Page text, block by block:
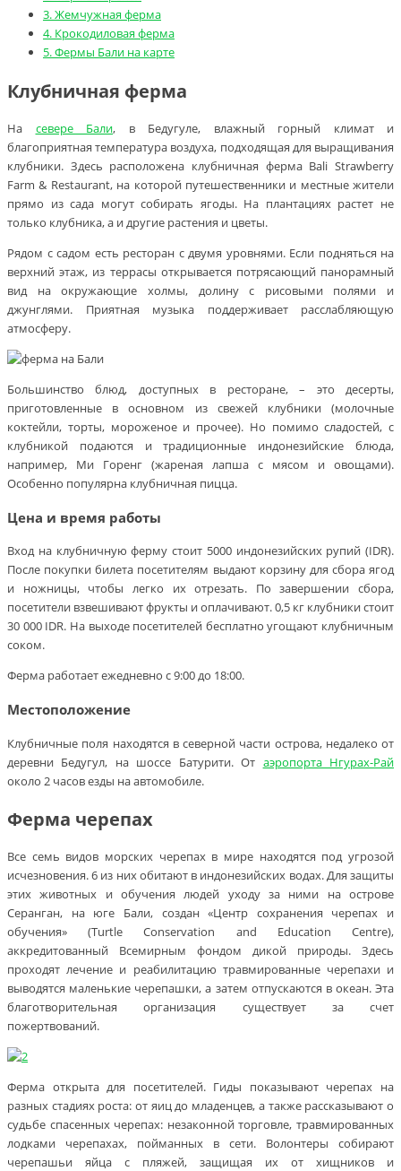
3.Жемчужная ферма
4. Крокодиловая ферма
5.Фермы Бали на карте
Клубничная ферма
На севере Бали, в Бедугуле, влажный горный климат и
благоприятная температура воздуха, подходящая для выращивания
клубники. Здесь расположена клубничная ферма Bali Strawberry
Farm & Restaurant, на которой путешественники и местные жители
прямо из сада могут собирать ягоды. На плантациях растет не
только клубника, а и другие растения и цветы.
Рядом с садом есть ресторан с двумя уровнями. Если подняться на
верхний этаж, из террасы открывается потрясающий панорамный
вид на окружающие холмы, долину с рисовыми полями и
джунглями. Приятная музыка поддерживает расслабляющую
атмосферу.
Большинство блюд, доступных в ресторане, – это десерты,
приготовленные в основном из свежей клубники (молочные
коктейли, торты, мороженое и прочее). Но помимо сладостей, с
клубникой подаются и традиционные индонезийские блюда,
например, Ми Горенг (жареная лапша с мясом и овощами).
Особенно популярна клубничная пицца.
Цена и время работы
Вход на клубничную ферму стоит 5000 индонезийских рупий (IDR).
После покупки билета посетителям выдают корзину для сбора ягод
и ножницы, чтобы легко их отрезать. По завершении сбора,
посетители взвешивают фрукты и оплачивают. 0,5 кг клубники стоит
30 000 IDR. На выходе посетителей бесплатно угощают клубничным
соком.
Ферма работает ежедневно с 9:00 до 18:00.
Местоположение
Клубничные поля находятся в северной части острова, недалеко от
деревни Бедугул, на шоссе Батурити. От аэропорта Нгурах-Рай
около 2 часов езды на автомобиле.
Ферма черепах
Все семь видов морских черепах в мире находятся под угрозой
исчезновения. 6 из них обитают в индонезийских водах. Для защиты
этих животных и обучения людей уходу за ними на острове
Серанган, на юге Бали, создан «Центр сохранения черепах и
обучения» (Turtle Conservation and Education Centre),
аккредитованный Всемирным фондом дикой природы. Здесь
проходят лечение и реабилитацию травмированные черепахи и
выводятся маленькие черепашки, а затем отпускаются в океан. Эта
благотворительная организация существует за счет
пожертвований.
Ферма открыта для посетителей. Гиды показывают черепах на
разных стадиях роста: от яиц до младенцев, а также рассказывают о
судьбе спасенных черепах: незаконной торговле, травмированных
лодками черепахах, пойманных в сети. Волонтеры собирают
черепашьи яйца с пляжей, защищая их от хищников и